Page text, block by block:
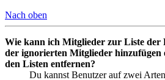
Nach oben
Wie kann ich Mitglieder zur Liste der
der ignorierten Mitglieder hinzufügen
den Listen entfernen?
Du kannst Benutzer auf zwei